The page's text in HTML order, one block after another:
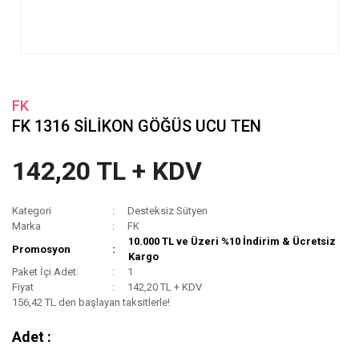
FK
FK 1316 SİLİKON GÖĞÜS UCU TEN
142,20 TL + KDV
Kategori
Desteksiz Sütyen
Marka
FK
Promosyon
10.000 TL ve Üzeri %10 İndirim & Ücretsiz
Kargo
Paket İçi Adet:
1
Fiyat
142,20 TL + KDV
156,42 TL den başlayan taksitlerle!
Adet :